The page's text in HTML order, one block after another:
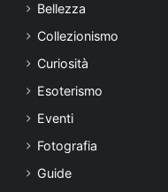
Bellezza
Collezionismo
Curiosità
Esoterismo
Eventi
Fotografia
Guide